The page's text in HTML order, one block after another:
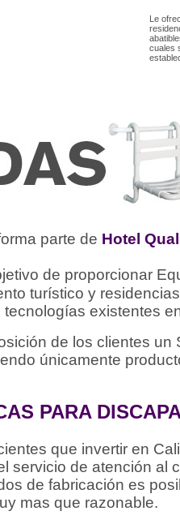
Le
cuales
parte de Hotel
de proporcionar
turístico y
existentes
de los clientes un
únicamente
PARA
que invertir en
servicio de atención al
de fabricación es
mas que razonable.